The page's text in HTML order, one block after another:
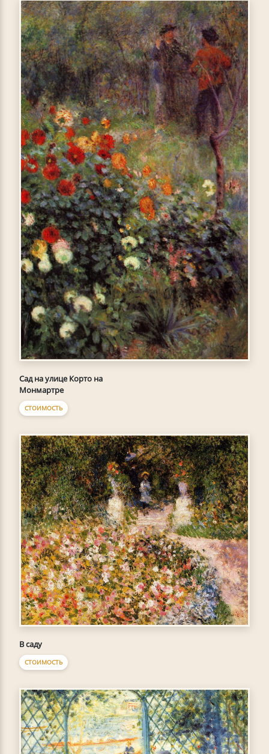
Сад на улице Корто на
Монмартре
СТОИМОСТЬ
В саду
СТОИМОСТЬ